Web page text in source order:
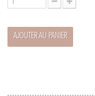
AJOUTER AU PANIER